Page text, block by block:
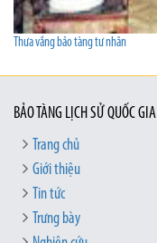
Thưa vắng bảo tàng tư nhân
BẢO TÀNG LỊCH SỬ QUỐC GIA
Trang chủ
Giới thiệu
Tin tức
Trưng bày